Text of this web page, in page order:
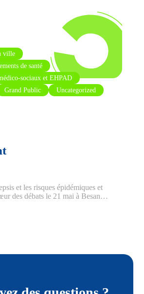
ville
de santé
sociaux et EHPAD
Grand Public Uncategorized
et les risques épidémiques et
des débats le 21 mai à Besan…